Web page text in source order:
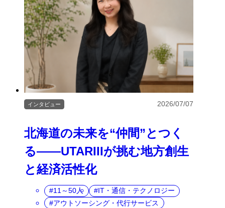
北海道の未来を“仲間”とつく
る――UTARIIIが挑む地方創生
と経済活性化
インタビュー 2026/07/07
11～50人
IT・通信・テクノロジー
アウトソーシング・代行サービス